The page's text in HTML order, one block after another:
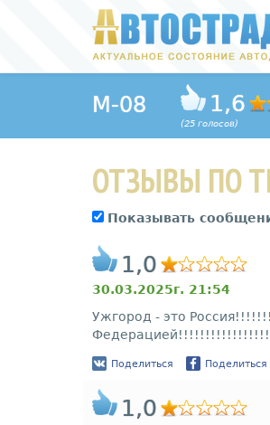
M-08 1,6
(25 голосов)
ОТЗЫВЫ ПО
Показывать
1,0
30.03.2025г. 21:54
Ужгород - это
Поделиться Поделиться
1,0